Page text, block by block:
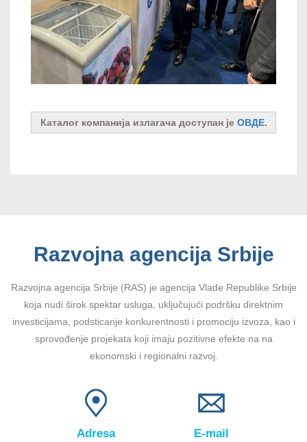
Каталог компанија излагача доступан је ОВДЕ.
Razvojna agencija Srbije
Razvojna agencija Srbije (RAS) je agencija Vlade Republike Srbije
koja nudi širok spektar usluga, uključujući podršku direktnim
investicijama, podsticanje konkurentnosti i promociju izvoza, kao i
sprovođenje projekata koji imaju pozitivne efekte na na
ekonomski i regionalni razvoj.
Adresa E-mail